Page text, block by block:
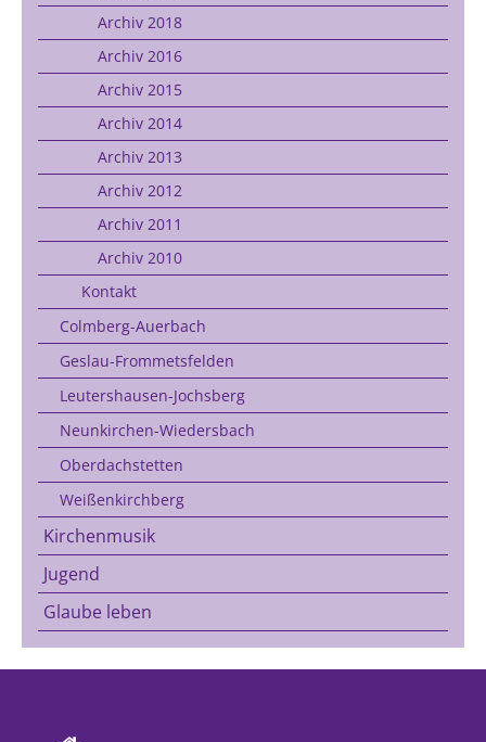
Archiv 2018
Archiv 2016
Archiv 2015
Archiv 2014
Archiv 2013
Archiv 2012
Archiv 2011
Archiv 2010
Kontakt
Colmberg-Auerbach
Geslau-Frommetsfelden
Leutershausen-Jochsberg
Neunkirchen-Wiedersbach
Oberdachstetten
Weißenkirchberg
Kirchenmusik
Jugend
Glaube leben